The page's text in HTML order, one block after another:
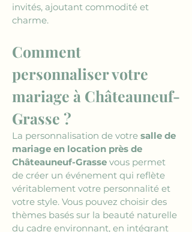
invités, ajoutant commodité et
charme.
Comment
personnaliser votre
mariage à Châteauneuf-
Grasse ?
La personnalisation de votre salle de
mariage en location près de
Châteauneuf-Grasse vous permet
de créer un événement qui reflète
véritablement votre personnalité et
votre style. Vous pouvez choisir des
thèmes basés sur la beauté naturelle
du cadre environnant, en intégrant